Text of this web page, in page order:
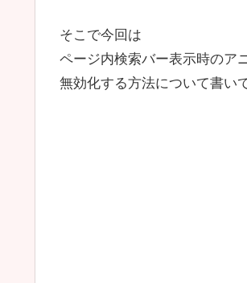
そこで今回は
ページ内検索バー表示時のア
無効化する方法について書い